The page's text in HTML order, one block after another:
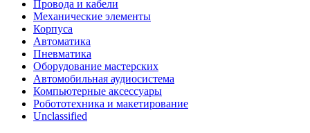
Провода и кабели
Механические элементы
Корпуса
Автоматика
Пневматика
Оборудование мастерских
Автомобильная аудиосистема
Компьютерные аксессуары
Робототехника и макетирование
Unclassified